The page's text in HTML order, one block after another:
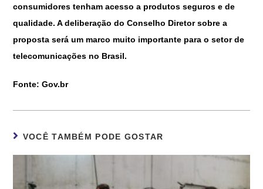
consumidores tenham acesso a produtos seguros e de
qualidade. A deliberação do Conselho Diretor sobre a
proposta será um marco muito importante para o setor de
telecomunicações no Brasil.
Fonte: Gov.br
VOCÊ TAMBÉM PODE GOSTAR